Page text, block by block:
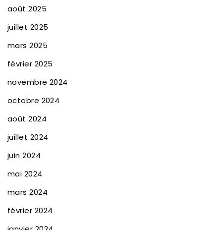
août 2025
juillet 2025
mars 2025
février 2025
novembre 2024
octobre 2024
août 2024
juillet 2024
juin 2024
mai 2024
mars 2024
février 2024